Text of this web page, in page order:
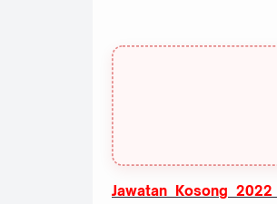
Jawatan Kosong